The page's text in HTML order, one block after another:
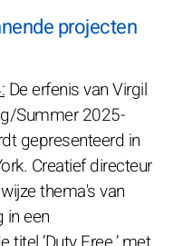
projecten
De erfenis van Virgil
Summer 2025-
gepresenteerd in
Creatief directeur
thema's van
in een